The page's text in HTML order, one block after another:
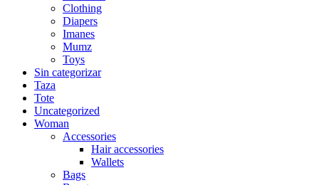
Clothing
Diapers
Imanes
Mumz
Toys
Sin categorizar
Taza
Tote
Uncategorized
Woman
Accessories
Hair accessories
Wallets
Bags